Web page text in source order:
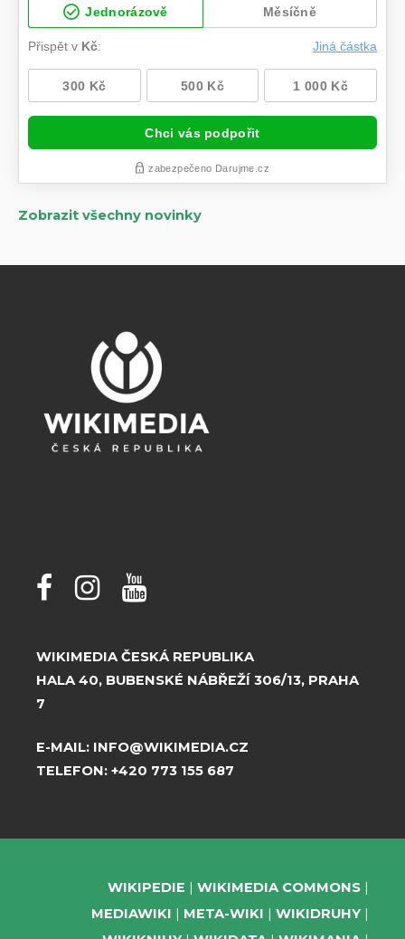
Zobrazit všechny novinky
WIKIMEDIA ČESKÁ REPUBLIKA
HALA 40, BUBENSKÉ NÁBŘEŽÍ 306/13, PRAHA
7
E-MAIL: INFO@WIKIMEDIA.CZ
TELEFON: +420 773 155 687
WIKIPEDIE
WIKIMEDIA COMMONS
MEDIAWIKI
META-WIKI
WIKIDRUHY